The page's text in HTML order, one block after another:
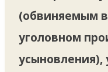
(обвиняемым
уголовном